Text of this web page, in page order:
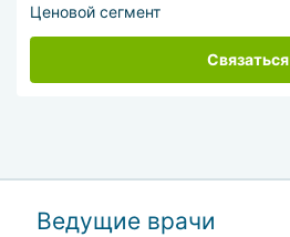
Ценовой сегмент
Связаться
Ведущие врачи